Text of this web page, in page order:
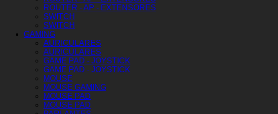
ROUTER - AP - EXTENSORES
SWITCH
SWITCH
GAMING
AURICULARES
AURICULARES
GAME PAD - JOYSTICK
GAME PAD - JOYSTICK
MOUSE
MOUSE GAMING
MOUSE PAD
MOUSE PAD